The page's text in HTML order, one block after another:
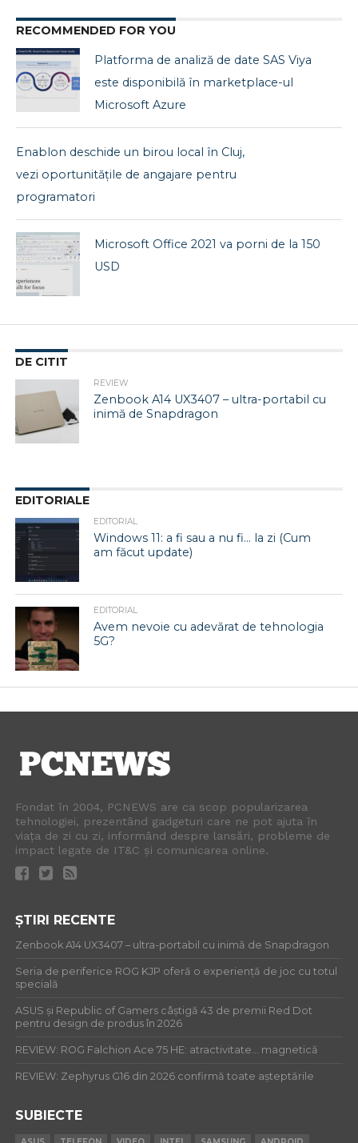
RECOMMENDED FOR YOU
Platforma de analiză de date SAS Viya
este disponibilă în marketplace-ul
Microsoft Azure
Enablon deschide un birou local în Cluj,
vezi oportunitățile de angajare pentru
programatori
Microsoft Office 2021 va porni de la 150
USD
DE CITIT
REVIEW
Zenbook A14 UX3407 – ultra-portabil cu
inimă de Snapdragon
EDITORIALE
EDITORIAL
Windows 11: a fi sau a nu fi… la zi (Cum
am făcut update)
EDITORIAL
Avem nevoie cu adevărat de tehnologia
5G?
Fondat în 2004, PCNEWS are ca scop popularizarea
tehnologiei, prezentând gadgeturi care ne pot ajuta în
viața de zi cu zi, informând despre lansări, probleme de
impact legate de IT&C și comunicarea online.
ȘTIRI RECENTE
Zenbook A14 UX3407 – ultra-portabil cu inimă de Snapdragon
Seria de periferice ROG KJP oferă o experiență de joc cu totul
specială
ASUS și Republic of Gamers câștigă 43 de premii Red Dot
pentru design de produs în 2026
REVIEW: ROG Falchion Ace 75 HE: atractivitate… magnetică
REVIEW: Zephyrus G16 din 2026 confirmă toate așteptările
SUBIECTE